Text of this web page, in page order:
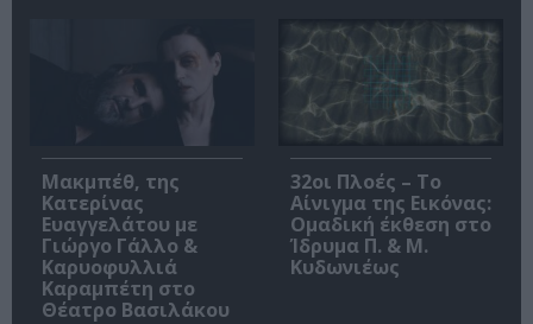
Μακμπέθ, της
Κατερίνας
Ευαγγελάτου με
Γιώργο Γάλλο &
Καρυοφυλλιά
Καραμπέτη στο
Θέατρο Βασιλάκου
32οι Πλοές – Το
Αίνιγμα της Εικόνας:
Ομαδική έκθεση στο
Ίδρυμα Π. & Μ.
Κυδωνιέως